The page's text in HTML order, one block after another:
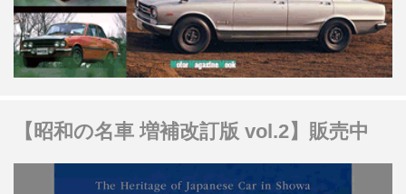
【昭和の名車 増補改訂版 vol.2】販売中